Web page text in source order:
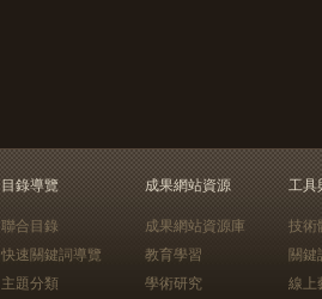
目錄導覽
聯合目錄
快速關鍵詞導覽
主題分類
成果網站資源
成果網站資源庫
教育學習
學術研究
工具
技術
關鍵
線上